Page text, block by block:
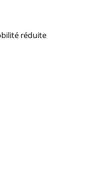
réduite